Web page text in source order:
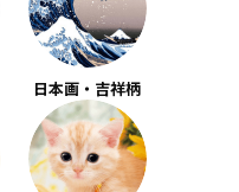
日本画・吉祥柄